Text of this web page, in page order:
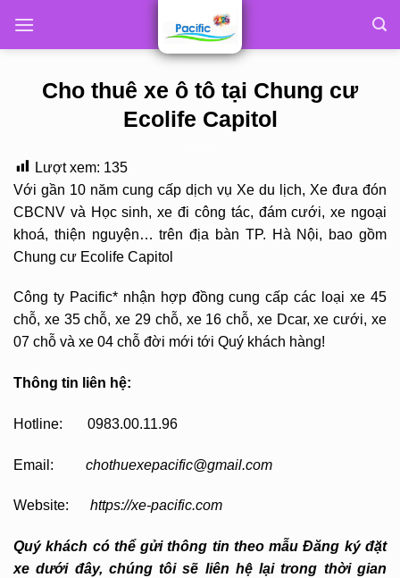
Cho thuê xe ô tô tại Chung cư
Ecolife Capitol
Lượt xem: 135
Với gần 10 năm cung cấp dịch vụ Xe du lịch, Xe đưa đón
CBCNV và Học sinh, xe đi công tác, đám cưới, xe ngoại
khoá, thiện nguyện… trên địa bàn TP. Hà Nội, bao gồm
Chung cư Ecolife Capitol
Công ty Pacific* nhận hợp đồng cung cấp các loại xe 45
chỗ, xe 35 chỗ, xe 29 chỗ, xe 16 chỗ, xe Dcar, xe cưới, xe
07 chỗ và xe 04 chỗ đời mới tới Quý khách hàng!
Thông tin liên hệ:
Hotline: 0983.00.11.96
Email: chothuexepacific@gmail.com
Website: https://xe-pacific.com
Quý khách có thể gửi thông tin theo mẫu Đăng ký đặt
xe dưới đây, chúng tôi sẽ liên hệ lại trong thời gian